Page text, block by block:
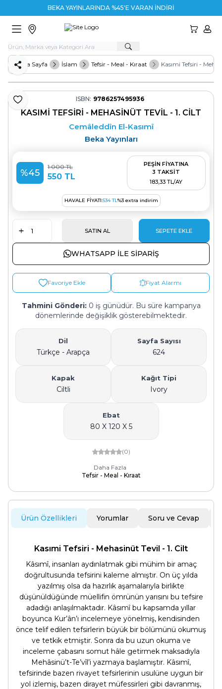
BEKA YAYINLARINDA %45'E VARAN İNDİRİM
Ana Sayfa İslam Tefsir - Meal - Kıraat Kasımi Tefsiri -
Favoriye Ekle
Paylaş
ISBN: 9786257495936
KASIMI TEFSIRI - MEHASINÜT TEVIL - 1. CILT
Cemâleddîn El-Kasımî
Beka Yayınları
%45
1.000TL
550 TL
PEŞİN FİYATINA
3 TAKSİT
183,33 TL/AY
HAVALE FIYATI:534TL%3extra indirim
SATIN AL SEPETE EKLE
WHATSAPP ILE SIPARIŞ
Favoriye Ekle Fiyat Alarmı
Tahmini Gönderi:0 iş günüdür. Bu süre kampanya
dönemlerinde değişiklik gösterebilmektedir.
Dil
Türkçe - Arapça
Sayfa Sayısı
624
Kapak
Ciltli
Kağıt Tipi
Ivory
Ebat
80 X 120 X 5
(0)
Daha Fazla
Tefsir - Meal - Kıraat
Ürün Özellikleri Yorumlar Soru ve Cevap
Kasımi Tefsiri - Mehasinüt Tevil - 1. Cilt
Kâsımî, insanları aydınlatmak gibi mühim bir amaç
doğrultusunda tefsirini kaleme almıştır. On üç yılda
yazılmış olsa da hazırlık aşamalarıyla birlikte
düşünüldüğünde müellifin ömrünün yarısını bu tefsire
adadığı anlaşılmaktadır. Kâsımî bu kapsamda yıllar
boyunca Kur’ân’ı incelemeye yönelmiş, kendisinden
önce telif edilen tefsirlerin büyük bir bölümünü okumuş
ve tetkik etmiştir. Sonra da bu uzun okuma ve
inceleme çabasını somut hâle getirmek maksadıyla
Mehâsinü’t-Te’vîl’i yazmaya başlamıştır. Kâsımî,
tefsirinde bazen rivayet tefsirlerinin usulüne uygun bir
yol izlemiş, bazen dirayet müfessirleri gibi davranmış,